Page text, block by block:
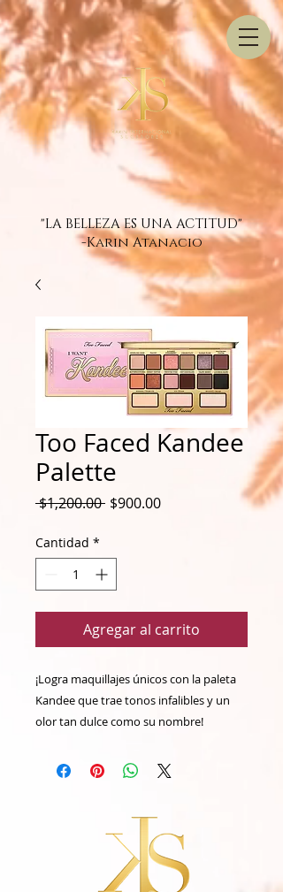
"LA BELLEZA ES UNA ACTITUD"
-Karin Atanacio
Too Faced Kandee
Palette
$1,200.00 Precio
$900.00Precio
Cantidad *
Agregar al carrito
¡Logra maquillajes únicos con la paleta
Kandee que trae tonos infalibles y un
olor tan dulce como su nombre!